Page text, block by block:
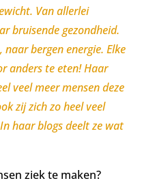
Van allerlei
bruisende gezondheid.
bergen energie. Elke
anders te eten! Haar
veel meer mensen deze
zij zich zo heel veel
haar blogs deelt ze wat
ziek te maken?